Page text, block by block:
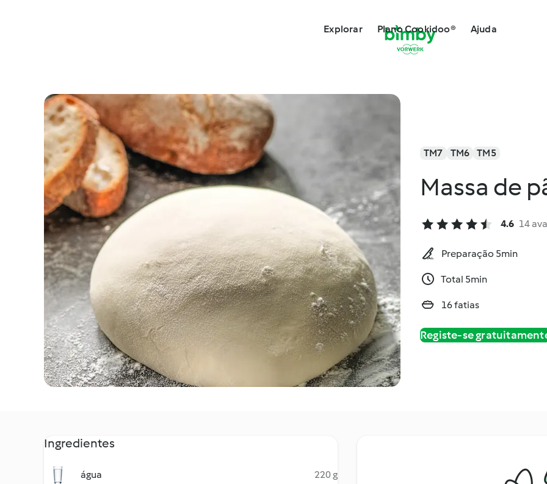
Explorar Plano Cookidoo® Ajuda
TM7 TM6 TM5
Massa de
4.6 14
Preparação 5min
Total 5min
16 fatias
Registe-se
Ingredientes
água 220 g